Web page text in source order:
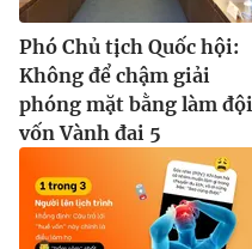
Phó Chủ tịch Quốc hội:
Không để chậm giải
phóng mặt bằng làm đội
vốn Vành đai 5